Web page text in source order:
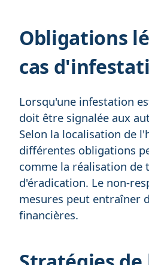
Obligations
cas
Lorsqu'une infestation
doit être signalée aux
Selon la localisation de
différentes obligations
comme la réalisation de
d'éradication. Le non-
mesures peut entraîner
financières.